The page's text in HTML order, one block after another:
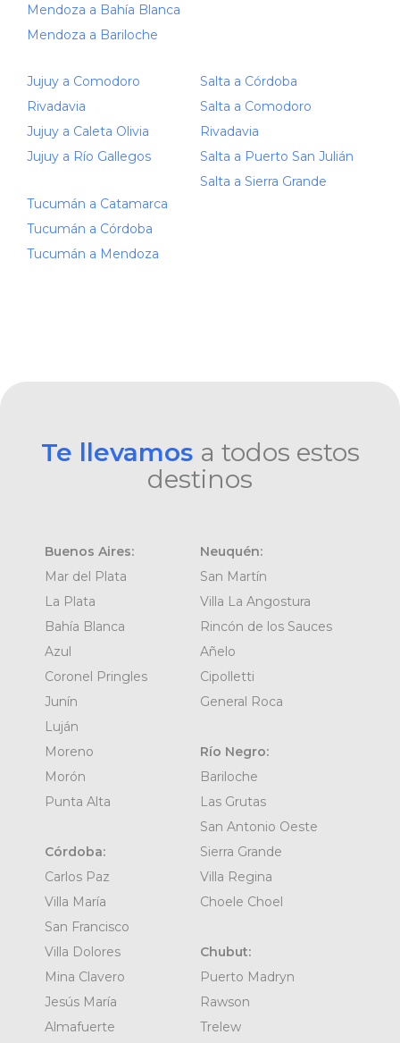
Mendoza a Bahía Blanca
Mendoza a Bariloche
Jujuy a Comodoro
Rivadavia
Jujuy a Caleta Olivia
Jujuy a Río Gallegos
Tucumán a Catamarca
Tucumán a Córdoba
Tucumán a Mendoza
Salta a Córdoba
Salta a Comodoro
Rivadavia
Salta a Puerto San Julián
Salta a Sierra Grande
Te llevamos a todos estos
destinos
Buenos Aires:
Mar del Plata
La Plata
Bahía Blanca
Azul
Coronel Pringles
Junín
Luján
Moreno
Morón
Punta Alta
Córdoba:
Carlos Paz
Villa María
San Francisco
Villa Dolores
Mina Clavero
Jesús María
Almafuerte
Neuquén:
San Martín
Villa La Angostura
Rincón de los Sauces
Añelo
Cipolletti
General Roca
Río Negro:
Bariloche
Las Grutas
San Antonio Oeste
Sierra Grande
Villa Regina
Choele Choel
Chubut:
Puerto Madryn
Rawson
Trelew